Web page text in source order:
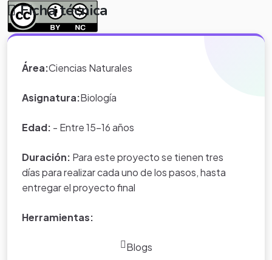
*Nota:toda la información que
y WebQuest del portal educativo
del portal.
Ficha técnica
Área:Ciencias Naturales
Asignatura:Biología
Edad: - Entre 15-16 años
Duración: Para este proyecto se tienen tres
días para realizar cada uno de los pasos, hasta
entregar el proyecto final
Herramientas:
Blogs